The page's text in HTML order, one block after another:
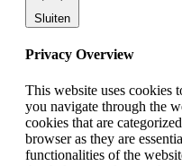
Sluiten
Privacy Overview
This website uses cookies
you navigate through the
cookies that are
browser as they are
functionalities of the